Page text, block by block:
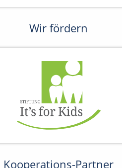
Wir fördern
Kooperations-Partner